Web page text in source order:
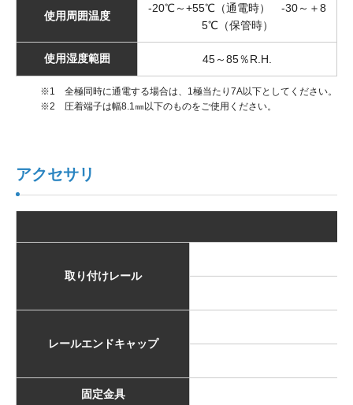
使用周囲温度
-20℃～+55℃（通電時） -30～＋8
5℃（保管時）
使用湿度範囲 45～85％R.H.
※1 全極同時に通電する場合は、1極当たり7A以下としてください。
※2 圧着端子は幅8.1㎜以下のものをご使用ください。
アクセサリ
取り付けレール
レールエンドキャップ
固定金具